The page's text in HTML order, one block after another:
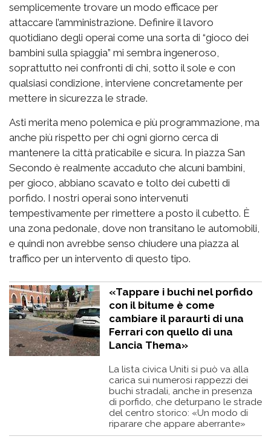
semplicemente trovare un modo efficace per
attaccare l’amministrazione. Definire il lavoro
quotidiano degli operai come una sorta di “gioco dei
bambini sulla spiaggia” mi sembra ingeneroso,
soprattutto nei confronti di chi, sotto il sole e con
qualsiasi condizione, interviene concretamente per
mettere in sicurezza le strade.
Asti merita meno polemica e più programmazione, ma
anche più rispetto per chi ogni giorno cerca di
mantenere la città praticabile e sicura. In piazza San
Secondo è realmente accaduto che alcuni bambini,
per gioco, abbiano scavato e tolto dei cubetti di
porfido. I nostri operai sono intervenuti
tempestivamente per rimettere a posto il cubetto. È
una zona pedonale, dove non transitano le automobili,
e quindi non avrebbe senso chiudere una piazza al
traffico per un intervento di questo tipo.
«Tappare i buchi nel porfido
con il bitume è come
cambiare il paraurti di una
Ferrari con quello di una
Lancia Thema»
La lista civica Uniti si può va alla
carica sui numerosi rappezzi dei
buchi stradali, anche in presenza
di porfido, che deturpano le strade
del centro storico: «Un modo di
riparare che appare aberrante»